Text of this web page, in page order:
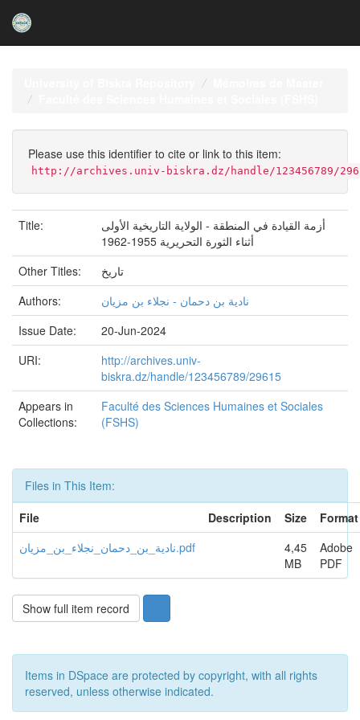
Please use this identifier to cite or link to this item:
http://archives.univ-biskra.dz/handle/123456789/
Title:
أزمة القيادة في المنطقة - الولاية التاريخية الأولى
أثناء الثورة التحريرية 1955-1962
Other Titles:
تاريخ
Authors:
نادية بن دحمان - نجلاء بن مزيان
Issue Date:
20-Jun-2024
URI:
http://archives.univ-
biskra.dz/handle/123456789/29615
Appears in
Collections:
Faculté des Sciences Humaines et Sociales
(FSHS)
Files in This Item:
File
Description Size
Format
نادية_بن_دحمان_نجلاء_بن_مزيان.pdf
4,45
MB
Adobe
PDF
Show full item record
Items in DSpace are protected by copyright, with all rights
reserved, unless otherwise indicated.